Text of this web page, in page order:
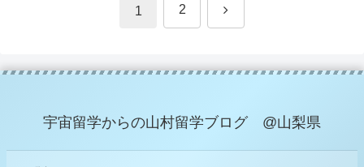
1 2 次
宇宙留学からの山村留学ブログ @山梨県